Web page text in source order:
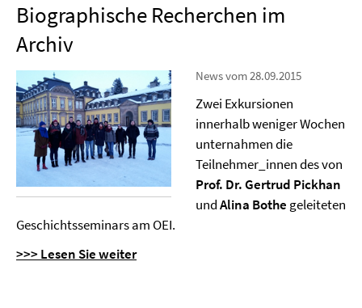
Biographische Recherchen im
Archiv
News vom 28.09.2015
Zwei Exkursionen
innerhalb weniger Wochen
unternahmen die
Teilnehmer_innen des von
Prof. Dr. Gertrud Pickhan
undAlina Bothe geleiteten
Geschichtsseminars am OEI.
>>> Lesen Sie weiter